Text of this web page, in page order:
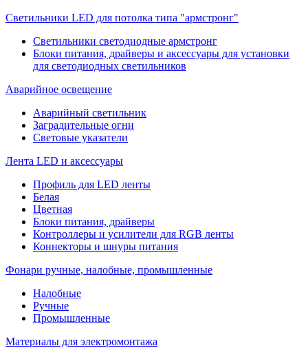
Светильники LED для потолка типа "армстронг"
Светильники светодиодные армстронг
Блоки питания, драйверы и аксессуары для установки
для светодиодных светильников
Аварийное освещение
Аварийный светильник
Заградительные огни
Световые указатели
Лента LED и аксессуары
Профиль для LED ленты
Белая
Цветная
Блоки питания, драйверы
Контроллеры и усилители для RGB ленты
Коннекторы и шнуры питания
Фонари ручные, налобные, промышленные
Налобные
Ручные
Промышленные
Материалы для электромонтажа